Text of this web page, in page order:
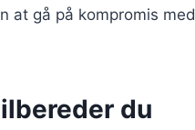
at gå på kompromis med
du